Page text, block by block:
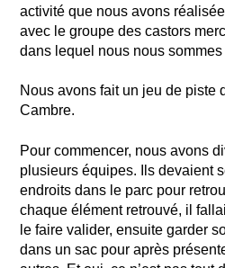
activité que nous avons
avec le groupe des castors
dans lequel nous nous sommes
Nous avons fait un jeu de piste
Cambre.
Pour commencer, nous avons
plusieurs équipes. Ils devaient
endroits dans le parc pour
chaque élément retrouvé, il
le faire valider, ensuite garder
dans un sac pour après